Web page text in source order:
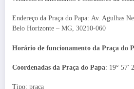
Endereço da Praça do Papa: Av. Agulhas
Belo Horizonte – MG, 30210-060
Horário de funcionamento da Praça do
Coordenadas da Praça do Papa: 19° 57′
Tipo: praça